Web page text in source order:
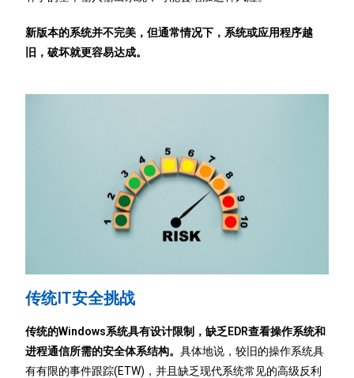
新版本的系统并不完美，但通常情况下，系统或应用程序越
旧，破坏就更容易达成。
传统IT安全挑战
传统的Windows系统具有设计限制，缺乏EDR查看操作系统和
进程通信所需的安全体系结构。具体地说，较旧的操作系统具
有有限的事件跟踪(ETW)，并且缺乏现代系统常见的高级反利